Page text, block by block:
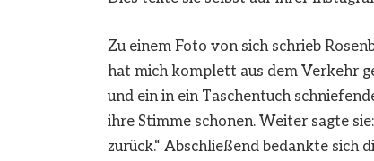
Zu einem Foto von sich schrieb
hat mich komplett aus dem Verkehr
und ein in ein Taschentuch
ihre Stimme schonen. Weiter sagte
zurück.“ Abschließend bedankte sich